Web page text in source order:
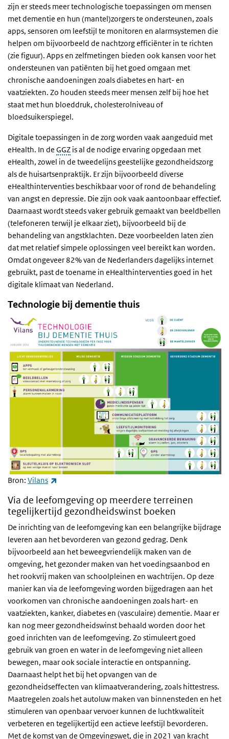
zijn er steeds meer technologische toepassingen om mensen
met dementie en hun (mantel)zorgers te ondersteunen, zoals
apps, sensoren om leefstijl te monitoren en alarmsystemen die
helpen om bijvoorbeeld de nachtzorg efficiënter in te richten
(zie figuur). Apps en zelfmetingen bieden ook kansen voor het
ondersteunen van patiënten bij het goed omgaan met
chronische aandoeningen zoals diabetes en hart- en
vaatziekten. Zo houden steeds meer mensen zelf bij hoe het
staat met hun bloeddruk, cholesterolniveau of
bloedsuikerspiegel.
Digitale toepassingen in de zorg worden vaak aangeduid met
eHealth. In de GGZ is al de nodige ervaring opgedaan met
eHealth, zowel in de tweedelijns geestelijke gezondheidszorg
als de huisartsenpraktijk. Er zijn bijvoorbeeld diverse
eHealthinterventies beschikbaar voor of rond de behandeling
van angst en depressie. Die zijn ook vaak aantoonbaar effectief.
Daarnaast wordt steeds vaker gebruik gemaakt van beeldbellen
(telefoneren terwijl je elkaar ziet), bijvoorbeeld bij de
behandeling van angstklachten. Deze voorbeelden laten zien
dat met relatief simpele oplossingen veel bereikt kan worden.
Omdat ongeveer 82% van de Nederlanders dagelijks internet
gebruikt, past de toename in eHealthinterventies goed in het
digitale klimaat van Nederland.
Technologie bij dementie thuis
Bron: Vilans
Via de leefomgeving op meerdere terreinen
tegelijkertijd gezondheidswinst boeken
De inrichting van de leefomgeving kan een belangrijke bijdrage
leveren aan het bevorderen van gezond gedrag. Denk
bijvoorbeeld aan het beweegvriendelijk maken van de
omgeving, het gezonder maken van het voedingsaanbod en
het rookvrij maken van schoolpleinen en wachtrijen. Op deze
manier kan via de leefomgeving worden bijgedragen aan het
voorkomen van chronische aandoeningen zoals hart- en
vaatziekten, kanker, diabetes en (vasculaire) dementie. Maar er
kan nog meer gezondheidswinst behaald worden door het
goed inrichten van de leefomgeving. Zo stimuleert goed
gebruik van groen en water in de leefomgeving niet alleen
bewegen, maar ook sociale interactie en ontspanning.
Daarnaast helpt het bij het opvangen van de
gezondheidseffecten van klimaatverandering, zoals hittestress.
Maatregelen zoals het autoluw maken van binnensteden en het
stimuleren van openbaar vervoer kunnen de luchtkwaliteit
verbeteren en tegelijkertijd een actieve leefstijl bevorderen.
Met de komst van de Omgevingswet, die in 2021 van kracht